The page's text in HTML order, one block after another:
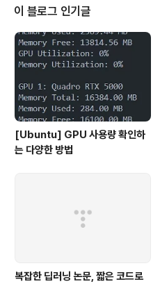
000'} ] car_company_2 = 'Bm..
이 블로그 인기글
[Ubuntu] GPU 사용량 확인하
는 다양한 방법
복잡한 딥러닝 논문, 짧은 코드로